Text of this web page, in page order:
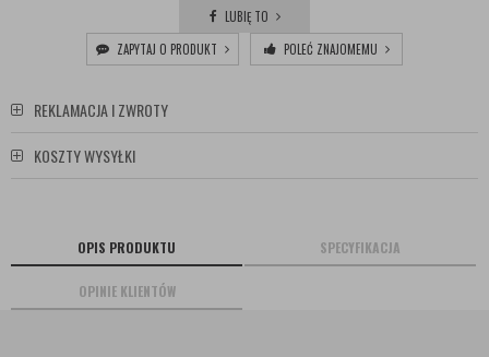
LUBIĘ TO
ZAPYTAJ O PRODUKT
POLEĆ ZNAJOMEMU
REKLAMACJA I ZWROTY
KOSZTY WYSYŁKI
OPIS PRODUKTU SPECYFIKACJA
OPINIE KLIENTÓW